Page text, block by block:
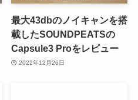
最大43dbのノイキャンを搭
載したSOUNDPEATSの
Capsule3 Proをレビュー
2022年12月26日